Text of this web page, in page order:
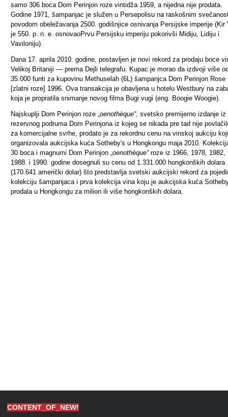
samo 306 boca Dom Perinjon roze vintidža 1959, a nijedna nije prodata.
Godine 1971, šampanjac je služen u Persepolisu na raskošnim
povodom obeležavanja 2500. godišnjice osnivanja Persijske imperije (Kir
je 550. p. n. e. osnovaoPrvu Persijsku imperiju pokorivši Midiju, Lidiju i
Vaviloniju).
Dana 17. aprila 2010. godine, postavljen je novi rekord za prodaju boce
Velikoj Britaniji — prema Dejli telegrafu. Kupac je morao da izdvoji više
35.000 funti za kupovinu Methuselah (6L) šampanjca Dom Perinjon Rose
[zlatni roze] 1996. Ova transakcija je obavljena u hotelu Westbury na
koja je propratila snimanje novog filma Bugi vugi (eng. Boogie Woogie).
Najskuplji Dom Perinjon roze „oenothèque“, svetsko premijerno izdanje iz
rezervnog podruma Dom Perinjona iz kojeg se nikada pre tad nije
za komercijalne svrhe, prodato je za rekordnu cenu na vinskoj aukciju
organizovala aukcijska kuća Sotheby's u Hongkongu maja 2010.
30 boca i magnumi Dom Perinjon „oenothèque“roze iz 1966, 1978, 1982,
1988. i 1990. godine dosegnuli su cenu od 1.331.000 hongkonških dolara
(170.641 američki dolar) što predstavlja svetski aukcijski rekord za
kolekciju šampanjaca i prva kolekcija vina koju je aukcijska kuća
prodala u Hongkongu za milion ili više hongkonških dolara.
CONTENT_OF_NEW!